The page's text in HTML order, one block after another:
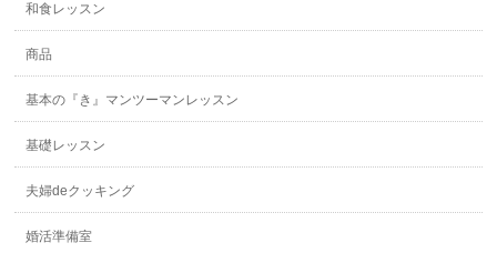
和食レッスン
商品
基本の『き』マンツーマンレッスン
基礎レッスン
夫婦deクッキング
婚活準備室